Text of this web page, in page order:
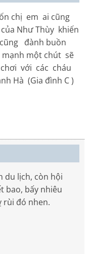
chị em ai cũng
Như Thùy khiến
đành buồn
mạnh một chút sẽ
với các cháu
(Gia đình C )
du lịch, còn hội
bao, bấy nhiêu
rùi đó nhen.